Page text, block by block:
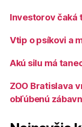
Investorov čaká
Vtip o psíkovi a
Akú silu má
ZOO Bratislava
obľúbenú